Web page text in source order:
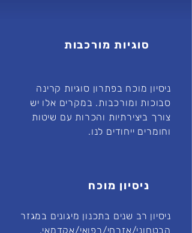
סוגיות מורכבות
ניסיון מוכח בפתרון סוגיות קרינה
סבוכות ומורכבות. במקרים אלו יש
צורך ביצירתיות והכרות עם שיטות
וחומרים ייחודים לנו.
ניסיון מוכח
ניסיון רב שנים בתכנון מיגונים במגזר
הבטחוני/אזרחי/רפואי/אקדמאי.